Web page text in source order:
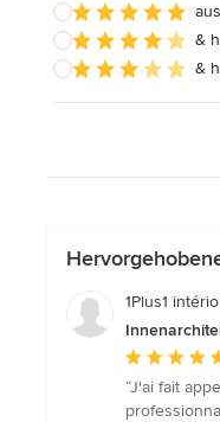
&
&
1Plus1
Bewertung:
5
“J'ai fait